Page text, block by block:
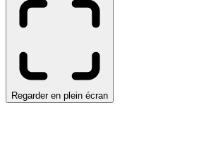
Regarder en plein écran